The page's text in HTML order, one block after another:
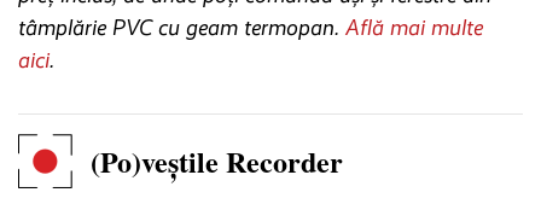
tâmplărie PVC cu geam termopan. Află mai multe
aici.
(Po)veștile Recorder